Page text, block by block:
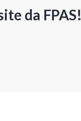
da FPAS!